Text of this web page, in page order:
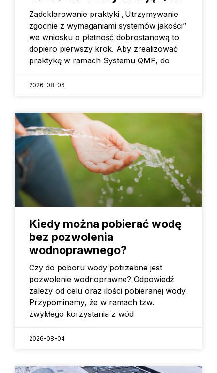
Zadeklarowanie praktyki „Utrzymywanie
zgodnie z wymaganiami systemów jakości”
we wniosku o płatność dobrostanową to
dopiero pierwszy krok. Aby zrealizować
praktykę w ramach Systemu QMP, do
2026-08-06
Kiedy można pobierać wodę
bez pozwolenia
wodnoprawnego?
Czy do poboru wody potrzebne jest
pozwolenie wodnoprawne? Odpowiedź
zależy od celu oraz ilości pobieranej wody.
Przypominamy, że w ramach tzw.
zwykłego korzystania z wód
2026-08-04